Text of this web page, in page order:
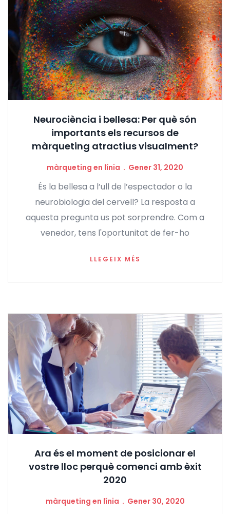
Neurociència i bellesa: Per què són
importants els recursos de
màrqueting atractius visualment?
màrqueting en línia Gener 31, 2020
És la bellesa a l’ull de l’espectador o la
neurobiologia del cervell? La resposta a
aquesta pregunta us pot sorprendre. Com a
venedor, tens l'oportunitat de fer-ho
LLEGEIX MÉS
Ara és el moment de posicionar el
vostre lloc perquè comenci amb èxit
2020
màrqueting en línia Gener 30, 2020